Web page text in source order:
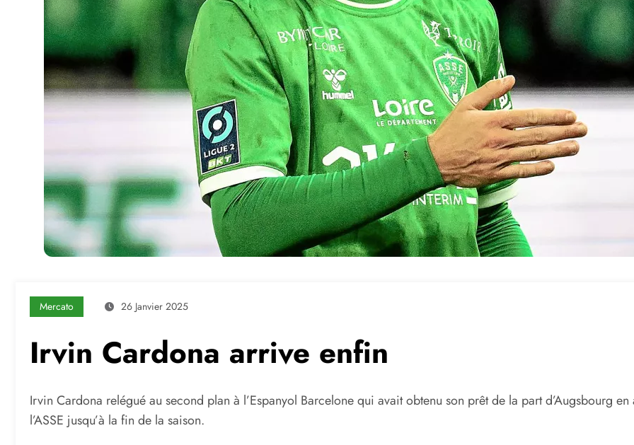
Mercato 26 Janvier 2025
Irvin Cardona arrive enfin
Irvin Cardona relégué au second plan à l’Espanyol Barcelone qui avait obtenu son prêt de la part d’Augsbourg
l’ASSE jusqu’à la fin de la saison.